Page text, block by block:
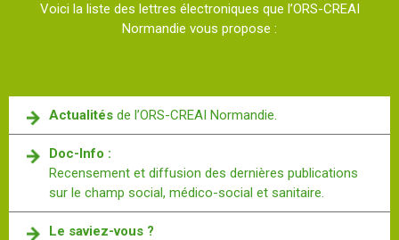
Voici la liste des lettres électroniques que l’ORS-CREAI
Normandie vous propose :
Actualités de l’ORS-CREAI Normandie.
Doc-Info :
Recensement et diffusion des dernières publications
sur le champ social, médico-social et sanitaire.
Le saviez-vous ?